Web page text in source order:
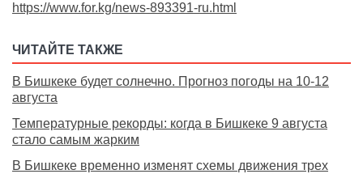
https://www.for.kg/news-893391-ru.html
ЧИТАЙТЕ ТАКЖЕ
В Бишкеке будет солнечно. Прогноз погоды на 10-12
августа
Температурные рекорды: когда в Бишкеке 9 августа
стало самым жарким
В Бишкеке временно изменят схемы движения трех